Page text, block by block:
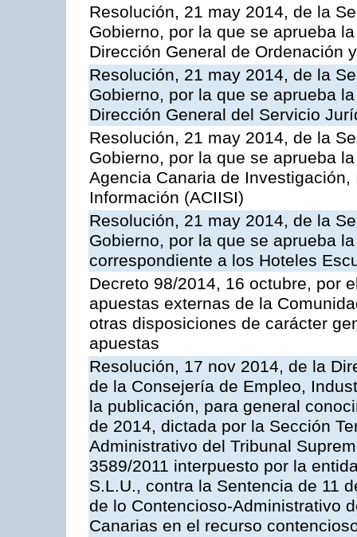
Resolución, 21 may 2014, de la
Gobierno, por la que se aprueba
Dirección General de Ordenación
Resolución, 21 may 2014, de la
Gobierno, por la que se aprueba
Dirección General del Servicio
Resolución, 21 may 2014, de la
Gobierno, por la que se aprueba
Agencia Canaria de
Información (ACIISI)
Resolución, 21 may 2014, de la
Gobierno, por la que se aprueba
correspondiente a los Hoteles
Decreto 98/2014, 16 octubre, por
apuestas externas de la
otras disposiciones de carácter
apuestas
Resolución, 17 nov 2014, de la
de la Consejería de Empleo,
la publicación, para general
de 2014, dictada por la Sección
Administrativo del Tribunal
3589/2011 interpuesto por la
S.L.U., contra la Sentencia de 11
de lo Contencioso-Administrativo
Canarias en el recurso